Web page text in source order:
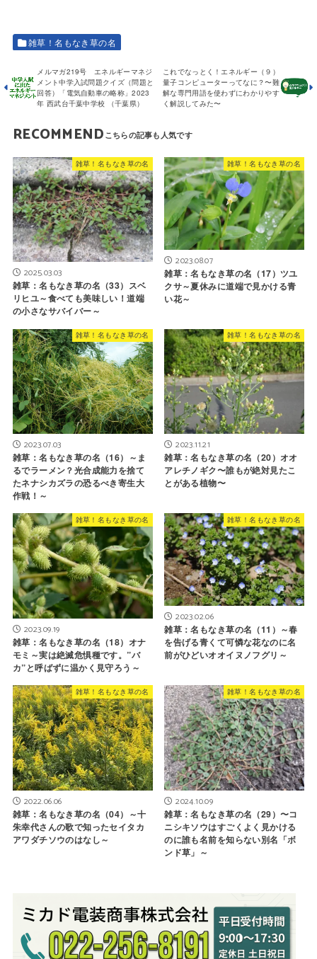
雑草！名もなき草の名
これでなっとく！エネルギー（９）
量子コンピューターってなに？〜難
解な専門用語を使わずにわかりやす
く解説してみた〜
メルマガ219号 エネルギーマネジ
メント中学入試問題クイズ（問題と
回答）「電気自動車の略称」2023
年 西武台千葉中学校 （千葉県）
RECOMMEND
雑草！名もなき草の名
2025.03.03
雑草：名もなき草の名（33）スベ
リヒユ～食べても美味しい！道端
の小さなサバイバー～
雑草！名もなき草の名
2023.08.07
雑草：名もなき草の名（17）ツユ
クサ～夏休みに道端で見かける青
い花～
雑草！名もなき草の名
2023.07.03
雑草：名もなき草の名（16）～ま
るでラーメン？光合成能力を捨て
たネナシカズラの恐るべき寄生大
作戦！～
雑草！名もなき草の名
2023.11.21
雑草：名もなき草の名（20）オオ
アレチノギク〜誰もが絶対見たこ
とがある植物〜
雑草！名もなき草の名
2023.09.19
雑草：名もなき草の名（18）オナ
モミ～実は絶滅危惧種です。”バ
カ”と呼ばずに温かく見守ろう～
雑草！名もなき草の名
2023.02.06
雑草：名もなき草の名（11）～春
を告げる青くて可憐な花なのに名
前がひどいオオイヌノフグリ～
雑草！名もなき草の名
2022.06.06
雑草：名もなき草の名（04）～十
朱幸代さんの歌で知ったセイタカ
アワダチソウのはなし～
雑草！名もなき草の名
2024.10.09
雑草：名もなき草の名（29）〜コ
ニシキソウはすごくよく見かける
のに誰も名前を知らない別名「ボ
ンド草」～